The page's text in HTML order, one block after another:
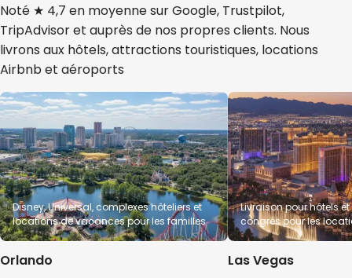
Noté ★ 4,7 en moyenne sur Google, Trustpilot,
TripAdvisor et auprès de nos propres clients. Nous
livrons aux hôtels, attractions touristiques, locations
Airbnb et aéroports
Disney, Universal, complexes hôteliers et
locations de vacances pour les familles
Orlando
Livraison pour hôtels
congrès pour les
durée
Las Vegas